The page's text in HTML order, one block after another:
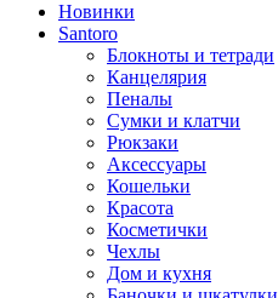
Новинки
Santoro
Блокноты и тетради
Канцелярия
Пеналы
Сумки и клатчи
Рюкзаки
Аксессуары
Кошельки
Красота
Косметички
Чехлы
Дом и кухня